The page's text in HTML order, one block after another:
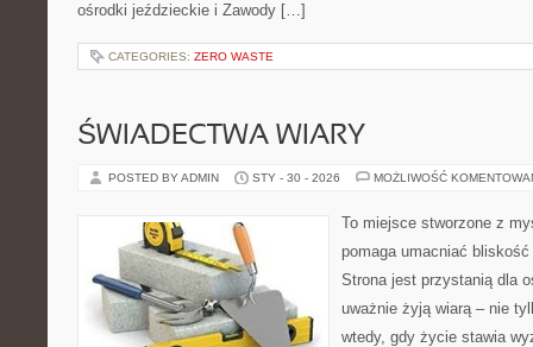
ośrodki jeździeckie i Zawody […]
CATEGORIES: ZERO WASTE
ŚWIADECTWA WIARY
POSTED BY ADMIN STY - 30 - 2026 MOŻLIWOŚĆ
To miejsce stworzone z
pomaga umacniać
Strona jest przystanią dla
uważnie żyją wiarą – nie
wtedy, gdy życie stawia